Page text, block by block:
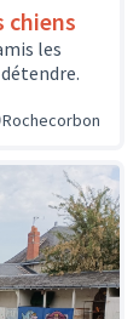
chiens
les
Rochecorbon